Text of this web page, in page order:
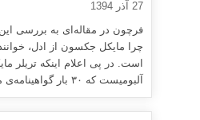
27 آذر 1394
فرچون در مقاله‌ای به بررسی
چرا مایکل جکسون از ادل،
است. در پی اعلام اینکه تریلر
آلبومیست که ۳۰ بار گواهینامه‌ی مولتی پلاتینوم...